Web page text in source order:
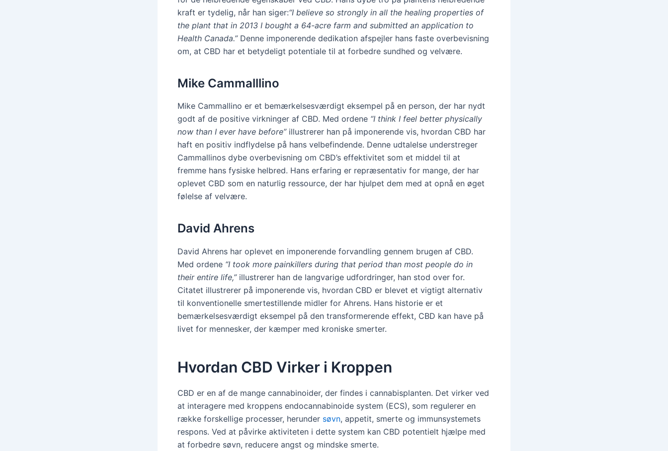
kraft er tydelig, når han siger:“I believe so strongly in all the healing properties of
the plant that in 2013 I bought a 64-acre farm and submitted an application to
Health Canada.” Denne imponerende dedikation afspejler hans faste overbevisning
om, at CBD har et betydeligt potentiale til at forbedre sundhed og velvære.
Mike Cammalllino
Mike Cammallino er et bemærkelsesværdigt eksempel på en person, der har nydt
godt af de positive virkninger af CBD. Med ordene “I think I feel better physically
now than I ever have before”illustrerer han på imponerende vis, hvordan CBD har
haft en positiv indflydelse på hans velbefindende. Denne udtalelse understreger
Cammallinos dybe overbevisning om CBD’s effektivitet som et middel til at
fremme hans fysiske helbred. Hans erfaring er repræsentativ for mange, der har
oplevet CBD som en naturlig ressource, der har hjulpet dem med at opnå en øget
følelse af velvære.
David Ahrens
David Ahrens har oplevet en imponerende forvandling gennem brugen af CBD.
Med ordene “I took more painkillers during that period than most people do in
their entire life,”illustrerer han de langvarige udfordringer, han stod over for.
Citatet illustrerer på imponerende vis, hvordan CBD er blevet et vigtigt alternativ
til konventionelle smertestillende midler for Ahrens. Hans historie er et
bemærkelsesværdigt eksempel på den transformerende effekt, CBD kan have på
livet for mennesker, der kæmper med kroniske smerter.
Hvordan CBD Virker i Kroppen
CBD er en af de mange cannabinoider, der findes i cannabisplanten. Det virker ved
at interagere med kroppens endocannabinoide system (ECS), som regulerer en
række forskellige processer, herunder søvn, appetit, smerte og immunsystemets
respons. Ved at påvirke aktiviteten i dette system kan CBD potentielt hjælpe med
at forbedre søvn, reducere angst og mindske smerte.